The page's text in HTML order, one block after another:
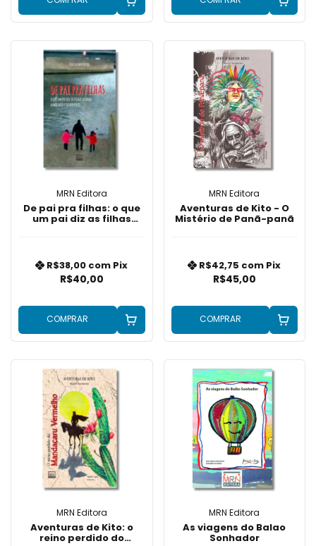
MRN Editora
De pai pra filhas: o que
um pai diz as filhas
R$40,00
R$38,00 com Pix
COMPRAR
MRN Editora
Aventuras de Kito - O
Mistério de Panã-panã
R$45,00
R$42,75 com Pix
COMPRAR
MRN Editora
Aventuras de Kito: o
reino perdido do
MRN Editora
As viagens do Balao
Sonhador